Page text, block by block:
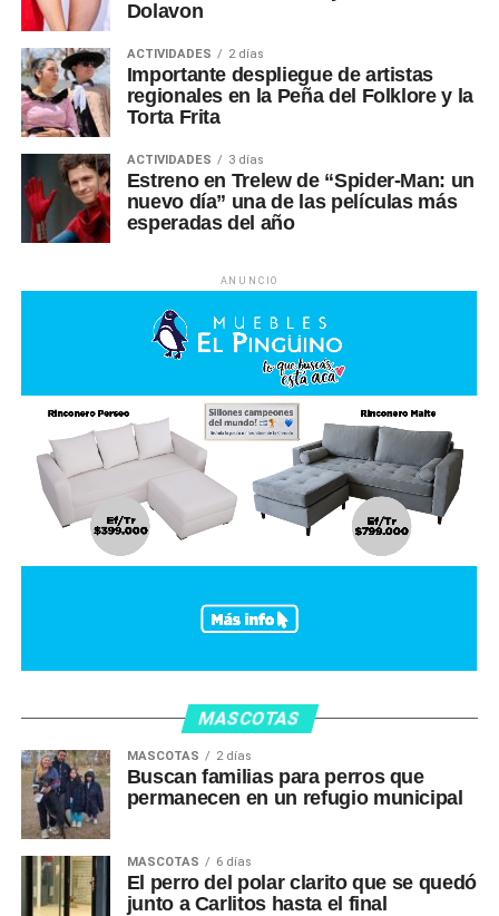
Dolavon
ACTIVIDADES 2 días
Importante despliegue de artistas
regionales en la Peña del Folklore y la
Torta Frita
ACTIVIDADES 3 días
Estreno en Trelew de “Spider-Man: un
nuevo día” una de las películas más
esperadas del año
ANUNCIO
MASCOTAS
MASCOTAS 2 días
Buscan familias para perros que
permanecen en un refugio municipal
MASCOTAS 6 días
El perro del polar clarito que se quedó
junto a Carlitos hasta el final